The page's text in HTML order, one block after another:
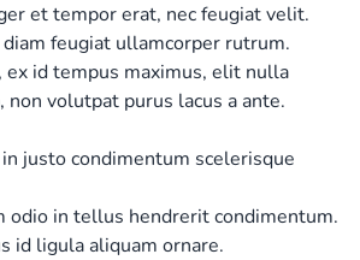
et tempor erat, nec feugiat velit.
feugiat ullamcorper rutrum.
ex id tempus maximus, elit nulla
non volutpat purus lacus a ante.
justo condimentum scelerisque
odio in tellus hendrerit condimentum.
id ligula aliquam ornare.